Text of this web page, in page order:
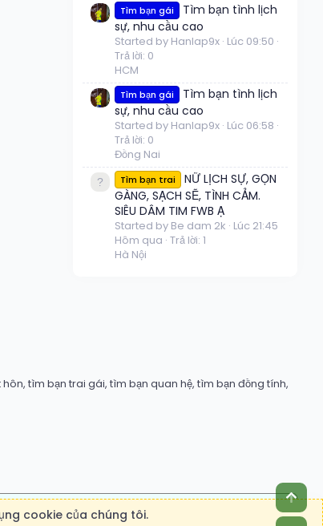
Tìm bạn gái
Tìm bạn tình lịch
sự, nhu cầu cao
Started by Hanlap9x Lúc 09:50
Trả lời: 0
HCM
Tìm bạn gái
Tìm bạn tình lịch
sự, nhu cầu cao
Started by Hanlap9x Lúc 06:58
Trả lời: 0
Đồng Nai
Tìm bạn trai
NỮ LỊCH SỰ, GỌN
GÀNG, SẠCH SẼ, TÌNH CẢM.
SIÊU DÂM TIM FWB Ạ
Started by Be dam 2k Lúc 21:45
Hôm qua Trả lời: 1
Hà Nội
tìm bạn trai gái, tìm bạn quan hệ, tìm bạn đồng tính,
cookie của chúng tôi.